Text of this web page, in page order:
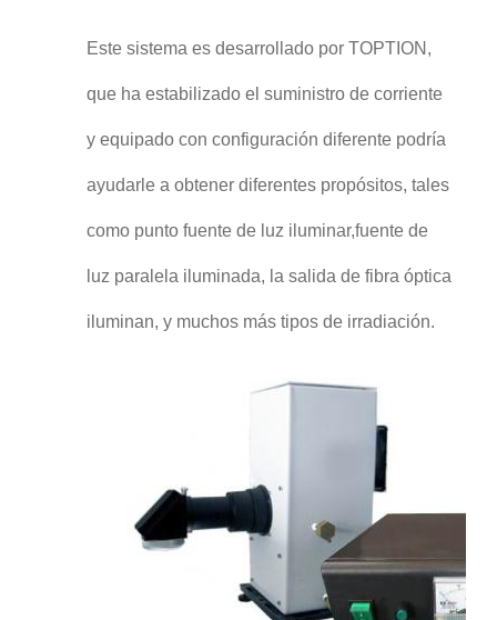
Este sistema es desarrollado por TOPTION,
que ha estabilizado el suministro de corriente
y equipado con configuración diferente podría
ayudarle a obtener diferentes propósitos, tales
como punto fuente de luz iluminar,fuente de
luz paralela iluminada, la salida de fibra óptica
iluminan, y muchos más tipos de irradiación.